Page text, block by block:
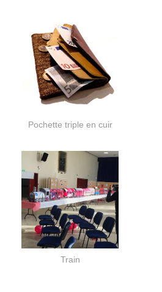
Pochette triple en cuir
Train